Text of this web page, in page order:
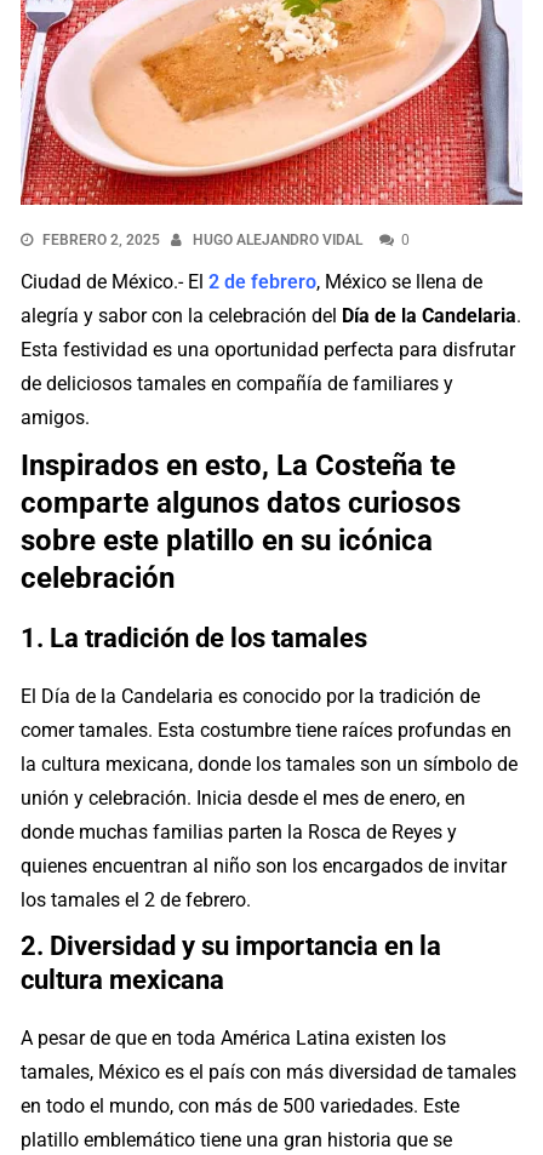
FEBRERO 2, 2025 HUGO ALEJANDRO VIDAL 0
Ciudad de México.- El2 de febrero, México se llena de
alegría y sabor con la celebración del Día de la Candelaria.
Esta festividad es una oportunidad perfecta para disfrutar
de deliciosos tamales en compañía de familiares y
amigos.
Inspirados en esto, La Costeña te
comparte algunos datos curiosos
sobre este platillo en su icónica
celebración
1. La tradición de los tamales
El Día de la Candelaria es conocido por la tradición de
comer tamales. Esta costumbre tiene raíces profundas en
la cultura mexicana, donde los tamales son un símbolo de
unión y celebración. Inicia desde el mes de enero, en
donde muchas familias parten la Rosca de Reyes y
quienes encuentran al niño son los encargados de invitar
los tamales el 2 de febrero.
2. Diversidad y su importancia en la
cultura mexicana
A pesar de que en toda América Latina existen los
tamales, México es el país con más diversidad de tamales
en todo el mundo, con más de 500 variedades. Este
platillo emblemático tiene una gran historia que se